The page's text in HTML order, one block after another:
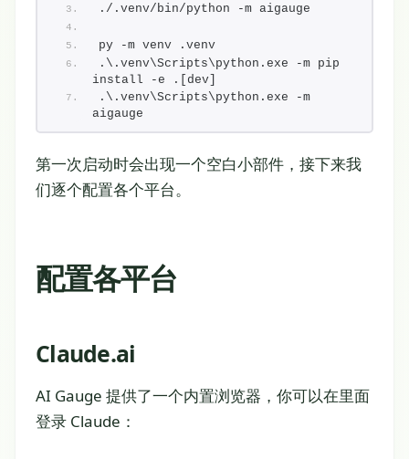
./.venv/bin/python -m aigauge
py -m venv .venv
.\.venv\Scripts\python.exe -m pip
install -e .[dev]
.\.venv\Scripts\python.exe -m
aigauge
第一次启动时会出现一个空白小部件，接下来我
们逐个配置各个平台。
配置各平台
Claude.ai
AI Gauge 提供了一个内置浏览器，你可以在里面
登录 Claude：